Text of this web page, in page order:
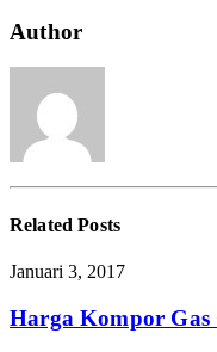
Author
RelatedPosts
Januari 3, 2017
Harga Kompor